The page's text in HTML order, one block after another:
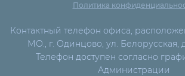
Политика
Контактный телефон офиса,
МО., г. Одинцово, ул. Белорусская,
Телефон доступен согласно
Администрации